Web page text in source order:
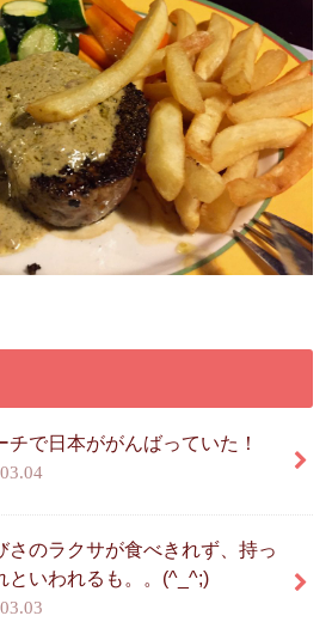
チで日本ががんばっていた！
さのラクサが食べきれず、持っ
といわれるも。。(^_^;)